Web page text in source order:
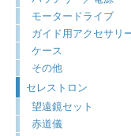
モータードライブ
ガイド用アクセサリ
ケース
その他
セレストロン
望遠鏡セット
赤道儀